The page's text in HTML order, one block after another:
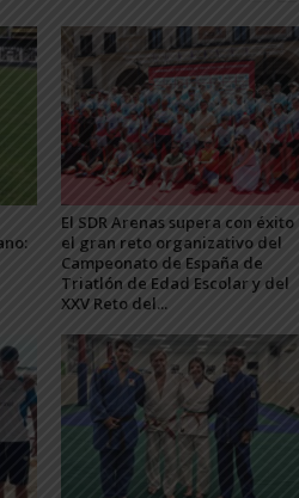
El SDR Arenas supera con éxito
el gran reto organizativo del
Campeonato de España de
Triatlón de Edad Escolar y del
XXV Reto del...